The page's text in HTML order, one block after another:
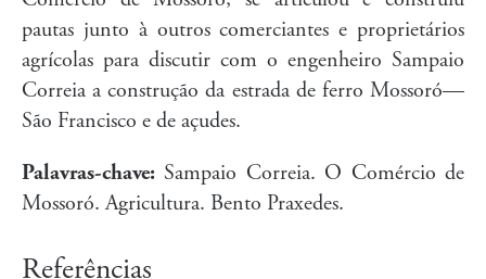
pautas junto à outros comerciantes e proprietários
agrícolas para discutir com o engenheiro Sampaio
Correia a construção da estrada de ferro Mossoró—
São Francisco e de açudes.
Palavras-chave: Sampaio Correia. O Comércio de
Mossoró. Agricultura. Bento Praxedes.
Referências